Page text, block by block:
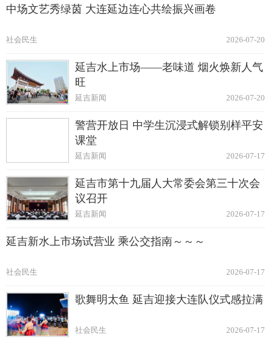
中场文艺秀绿茵 大连延边连心共绘振兴画卷
2026-07-20
社会民生
延吉水上市场——老味道 烟火焕新人气
旺
2026-07-20
延吉新闻
警营开放日 中学生沉浸式解锁别样平安
课堂
2026-07-17
延吉新闻
延吉市第十九届人大常委会第三十次会
议召开
2026-07-17
延吉新闻
延吉新水上市场试营业 乘公交指南～～～
2026-07-17
社会民生
歌舞明太鱼 延吉迎接大连队仪式感拉满
2026-07-17
社会民生